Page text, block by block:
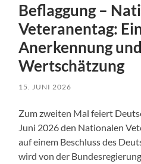
Beflaggung –
Veteranentag:
Anerkennung und
Wertschätzung
15. JUNI 2026
Zum zweiten Mal feiert
Juni 2026 den Nationalen
auf einem Beschluss des
wird von der